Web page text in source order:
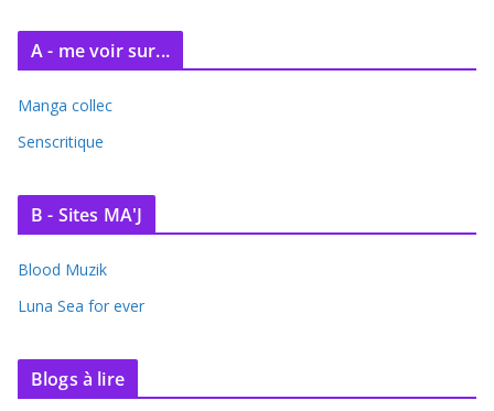
A - me voir sur...
Manga collec
Senscritique
B - Sites MA'J
Blood Muzik
Luna Sea for ever
Blogs à lire